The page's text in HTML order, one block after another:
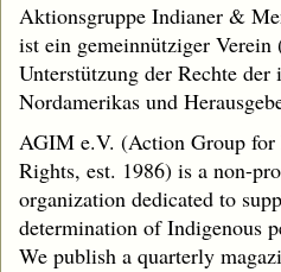
Aktionsgruppe Indianer &
ist ein gemeinnütziger Verein
Unterstützung der Rechte
Nordamerikas und
AGIM e.V. (Action Group for
Rights, est. 1986) is a non-
organization dedicated to
determination of Indigenous
We publish a quarterly